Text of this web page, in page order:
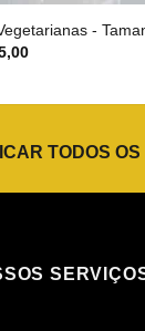
-
Gama
TODOS